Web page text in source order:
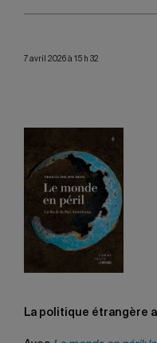
7 avril 2026 à 15 h 32
La politique étrangère